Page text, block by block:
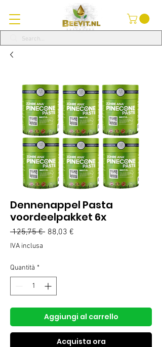
Dennenappel Pasta
voordeelpakket 6x
125,75 € Prezzo
88,03 €
IVA inclusa
Quantità *
Aggiungi al carrello
Acquista ora